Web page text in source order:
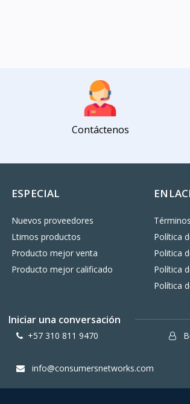
Contáctenos
ESPECIAL
Nuevos proveedores
Ltimos productos
Producto mejor venta
Producto mejor calificado
Política
Politica
Política
Política
Iniciar una conversación
+57 310 811 9470
info@consumersnetworks.com